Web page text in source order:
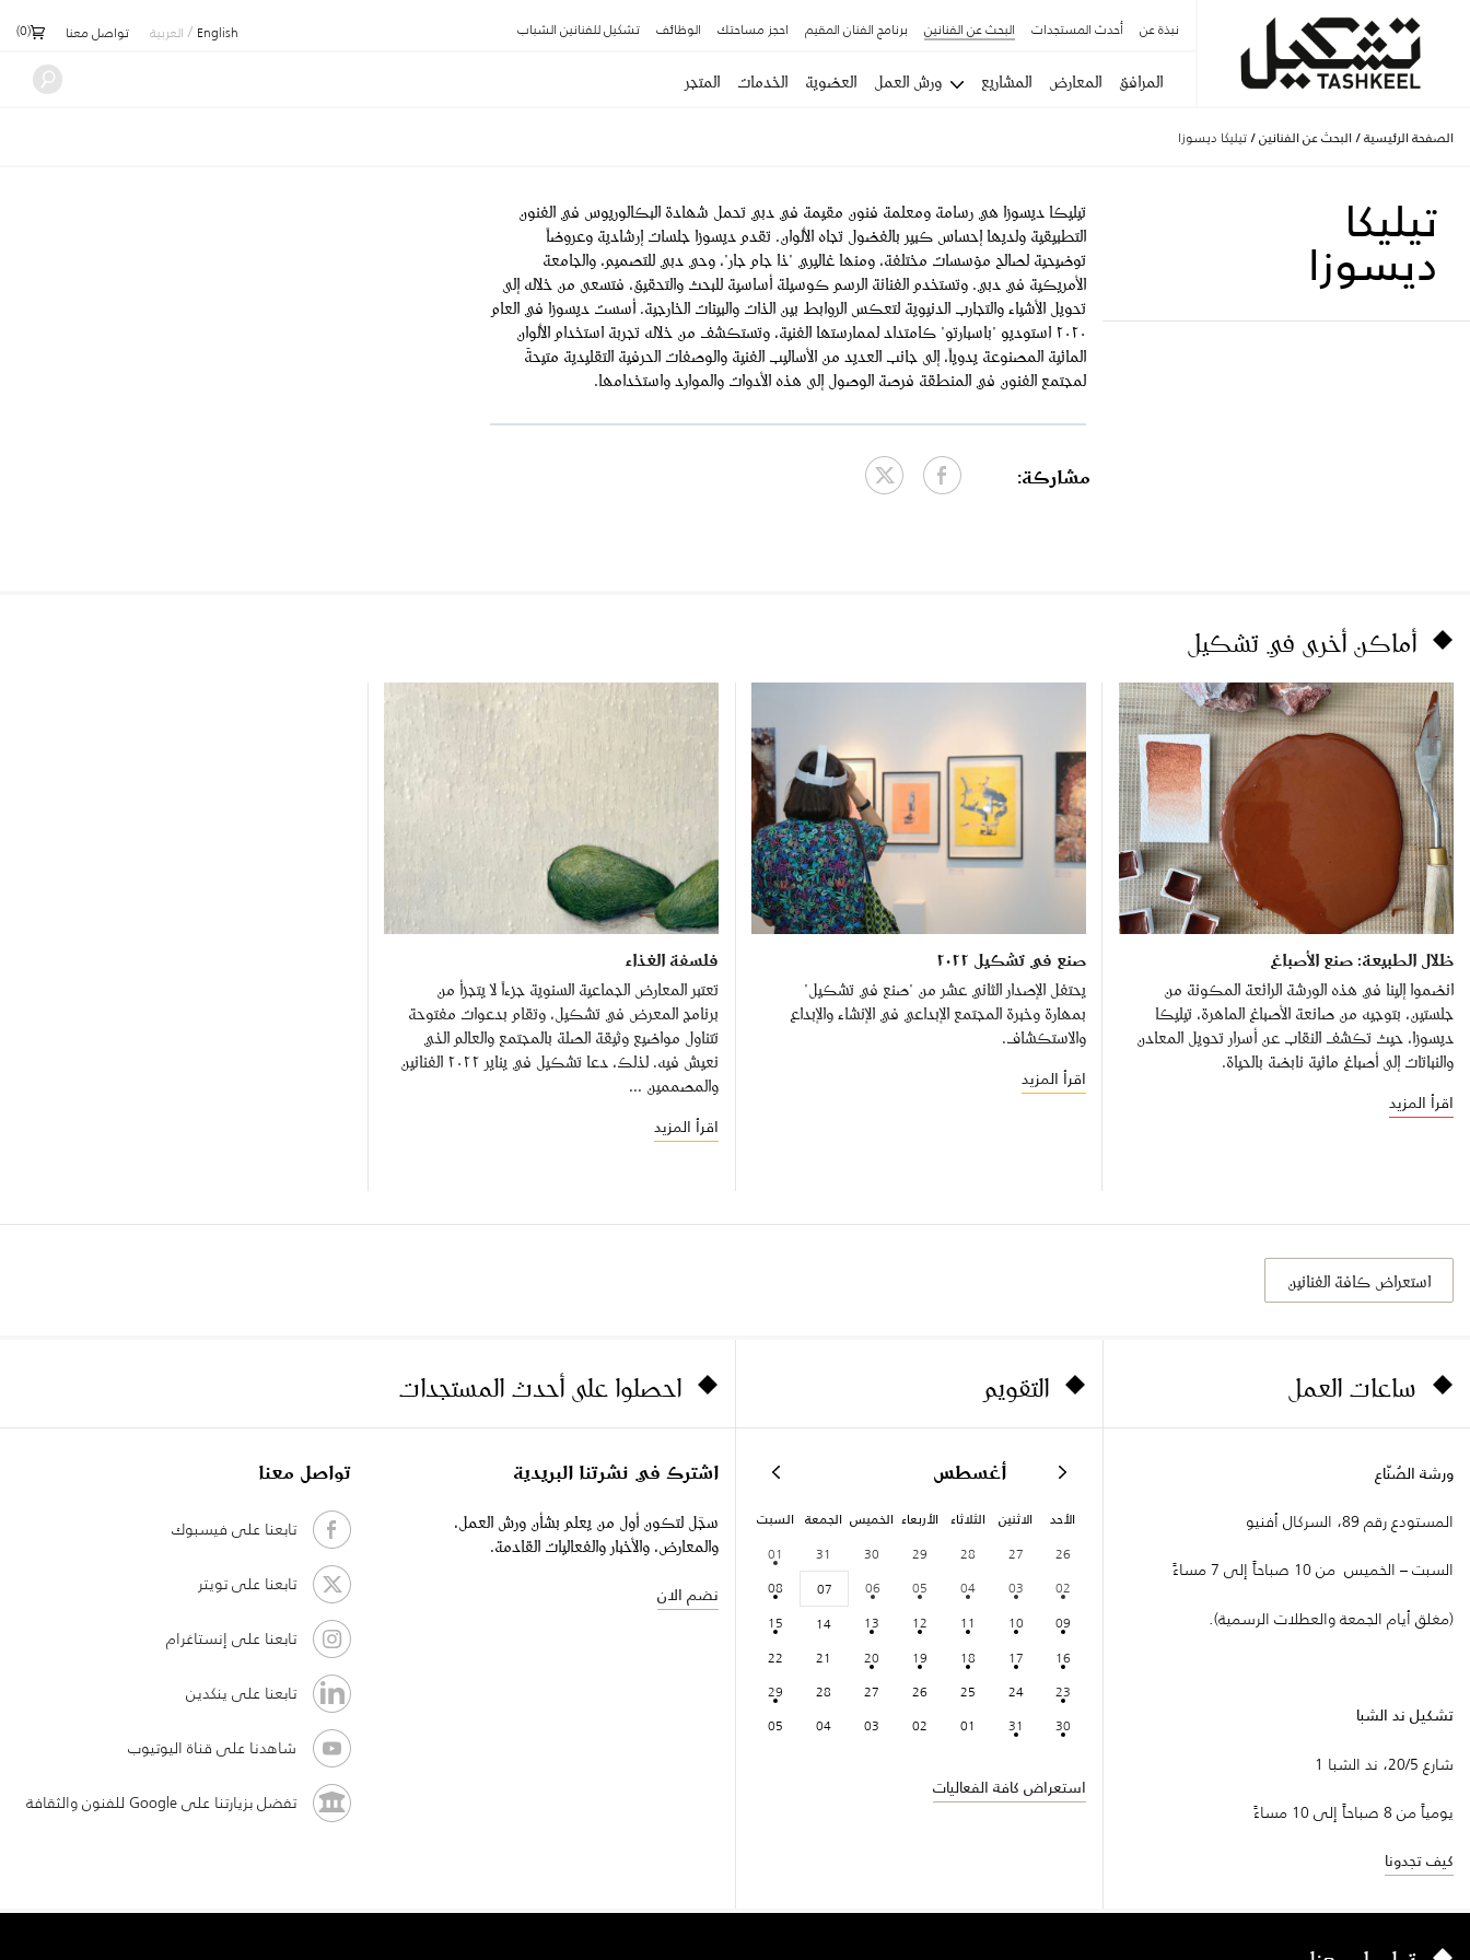
نبذة عن أحدث المستجدات البحث عن الفنانين برنامج الفنان المقيم احجز مساحتك الوظائف تشكيل للفنانين الشباب English
/ العربية تواصل معنا (
0
)
المرافق المعارض المشاريع ورش العمل العضوية الخدمات المتجر
الصفحة الرئيسية / البحث عن الفنانين / تيليكا ديسوزا
تيليكا
ديسوزا
تيليكا ديسوزا هي رسامة ومعلمة فنون مقيمة في دبي تحمل شهادة البكالوريوس في الفنون
التطبيقية ولديها إحساس كبير بالفضول تجاه الألوان. تقدم ديسوزا جلسات إرشادية وعروضاً
توضيحية لصالح مؤسسات مختلفة، ومنها غاليري "ذا جام جار"، وحي دبي للتصميم، والجامعة
الأمريكية في دبي. وتستخدم الفنانة الرسم كوسيلة أساسية للبحث والتحقيق، فتسعى من خلاله إلى
تحويل الأشياء والتجارب الدنيوية لتعكس الروابط بين الذات والبيئات الخارجية. أسست ديسوزا في العام
٢٠٢٠ استوديو "باسبارتو" كامتداد لممارستها الفنية، وتستكشف من خلاله تجربة استخدام الألوان
المائية المصنوعة يدوياً، إلى جانب العديد من الأساليب الفنية والوصفات الحرفية التقليدية متيحةً
لمجتمع الفنون في المنطقة فرصة الوصول إلى هذه الأدوات والموارد واستخدامها.
مشاركة:
أماكن أخرى في تشكيل
ظلال الطبيعة: صنع الأصباغ
انضموا إلينا في هذه الورشة الرائعة المكونة من
جلستين، بتوجيه من صانعة الأصباغ الماهرة، تيليكا
ديسوزا، حيث تكشف النقاب عن أسرار تحويل المعادن
والنباتات إلى أصباغ مائية نابضة بالحياة.
اقرأ المزيد
صنع في تشكيل ٢٠٢٢
يحتفل الإصدار الثاني عشر من "صنع في تشكيل"
بمهارة وخبرة المجتمع الإبداعي في الإنشاء والإبداع
والاستكشاف.
اقرأ المزيد
فلسفة الغذاء
تعتبر المعارض الجماعية السنوية جزءاً لا يتجزأ من
برنامج المعرض في تشكيل، وتقام بدعوات مفتوحة
تتناول مواضيع وثيقة الصلة بالمجتمع والعالم الذي
نعيش فيه. لذلك، دعا تشكيل في يناير ٢٠٢٢ الفنانين
والمصممين ...
اقرأ المزيد
استعراض كافة الفنانين
ساعات العمل
ورشة الصُنّاع
المستودع رقم 89، السركال أفنيو
السبت – الخميس من 10 صباحاً إلى 7 مساءً
(مغلق أيام الجمعة والعطلات الرسمية).
تشكيل ند الشبا
شارع 20/5، ند الشبا 1
يومياً من 8 صباحاً إلى 10 مساءً
كيف تجدونا
التقويم
أغسطس
الأحد الاثنين الثلاثاء الأربعاء الخميس الجمعة السبت
26
27
28
29
30
31
01
02
03
04
05
06
07
08
09
10
11
12
13
14
15
16
17
18
19
20
21
22
23
24
25
26
27
28
29
30
31
01
02
03
04
05
استعراض كافة الفعاليات
احصلوا على أحدث المستجدات
اشترك في نشرتنا البريدية
سجّل لتكون أول من يعلم بشأن ورش العمل،
والمعارض، والأخبار والفعاليات القادمة.
نضم الان
تواصل معنا
تابعنا على فيسبوك
تابعنا على تويتر
تابعنا على إنستاغرام
تابعنا على ينكدين
شاهدنا على قناة اليوتيوب
تفضل بزيارتنا على Google للفنون والثقافة